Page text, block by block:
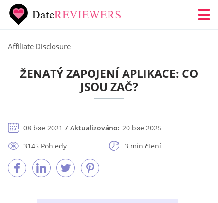
Affiliate Disclosure
ŽENATÝ ZAPOJENÍ APLIKACE: CO
JSOU ZAČ?
08 bøe 2021 Aktualizováno: 20 bøe 2025
3145 Pohledy
3 min čtení